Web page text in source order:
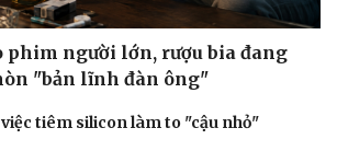
phim người lớn, rượu bia đang
"bản lĩnh đàn ông"
tiêm silicon làm to "cậu nhỏ"